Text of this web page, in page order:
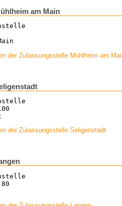
am Main
der Zulassungsstelle Mühlheim am
der Zulassungsstelle Seligenstadt